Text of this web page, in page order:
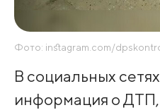
Фото: instagram.com/
В социальных
информация о ДТП,